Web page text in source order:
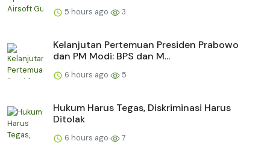
5 hours ago 3
Kelanjutan Pertemuan Presiden Prabowo
dan PM Modi: BPS dan M...
6 hours ago 5
Hukum Harus Tegas, Diskriminasi Harus
Ditolak
6 hours ago 7